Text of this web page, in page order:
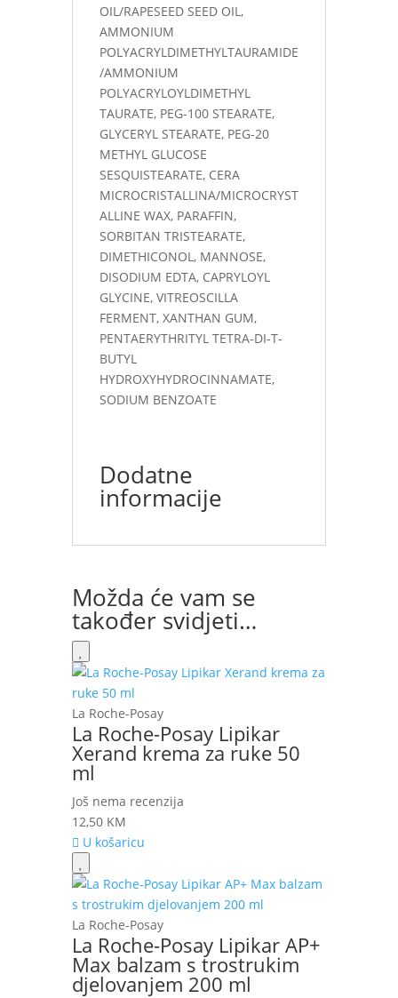
OIL/RAPESEED SEED OIL,
AMMONIUM
POLYACRYLDIMETHYLTAURAMIDE
/AMMONIUM
POLYACRYLOYLDIMETHYL
TAURATE, PEG-100 STEARATE,
GLYCERYL STEARATE, PEG-20
METHYL GLUCOSE
SESQUISTEARATE, CERA
MICROCRISTALLINA/MICROCRYST
ALLINE WAX, PARAFFIN,
SORBITAN TRISTEARATE,
DIMETHICONOL, MANNOSE,
DISODIUM EDTA, CAPRYLOYL
GLYCINE, VITREOSCILLA
FERMENT, XANTHAN GUM,
PENTAERYTHRITYL TETRA-DI-T-
BUTYL
HYDROXYHYDROCINNAMATE,
SODIUM BENZOATE
Dodatne
informacije
Možda će vam se
također svidjeti…
La Roche-Posay
La Roche-Posay Lipikar
Xerand krema za ruke 50
ml
Još nema recenzija
12,50 KM
U košaricu
La Roche-Posay
La Roche-Posay Lipikar AP+
Max balzam s trostrukim
djelovanjem 200 ml